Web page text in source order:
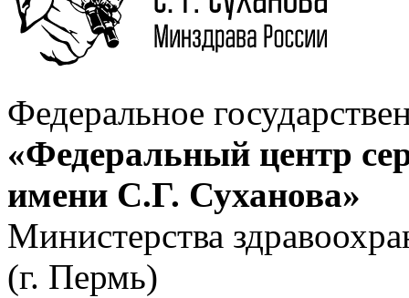
Федеральное
«Федеральный центр
имени С.Г. Суханова»
Министерства
(г. Пермь)